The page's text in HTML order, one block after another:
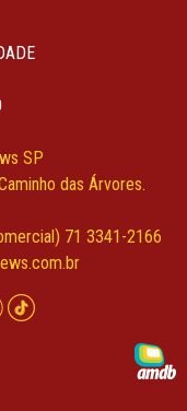
SP
das Árvores.
71 3341-2166